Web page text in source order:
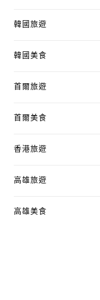
韓國旅遊
韓國美食
首爾旅遊
首爾美食
香港旅遊
高雄旅遊
高雄美食